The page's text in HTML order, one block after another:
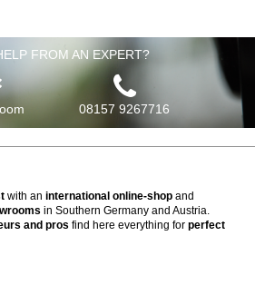
FROM AN EXPERT?
08157 9267716
with an international online-shop and
in Southern Germany and Austria.
and pros find here everything for perfect